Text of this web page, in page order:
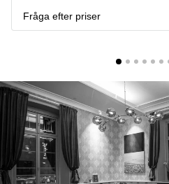
Vasastan
Malmö
Lediga
lokaler
Hisingen
Lediga
lokaler
Hägersten
Fråga efter priser